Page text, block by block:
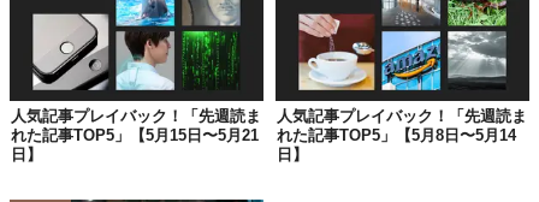
確認生物「ネッシー」 を写した写真。
後にイカサマであったことが証言されますが、その捏造には、こ
んな背景が......。
もっと詳しく＞＞＞
人気記事プレイバック！「先週読ま
れた記事TOP5」【5月15日〜5月21
日】
人気記事プレイバック！「先週読ま
れた記事TOP5」【5月8日〜5月14
日】